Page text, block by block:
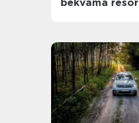
bekväma resor